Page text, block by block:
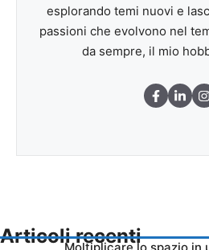
esplorando temi nuovi e
passioni che evolvono nel
da sempre, il mio
Articoli recenti